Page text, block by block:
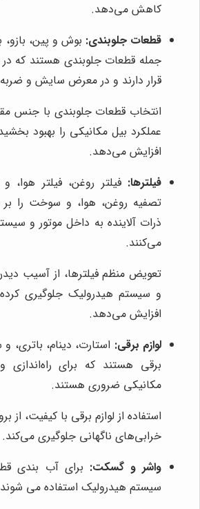
کاهش می‌دهد.
قطعات جلوبندی: بوش و پین، بازو،
جمله قطعات جلوبندی هستند که
قرار دارند و در معرض سایش و
انتخاب قطعات جلوبندی با جنس
عملکرد بیل مکانیکی را بهبود
افزایش می‌دهد.
فیلترها: فیلتر روغن، فیلتر
تصفیه روغن، هوا، و سوخت را بر
ذرات آلاینده به داخل موتور و
می‌کنند.
تعویض منظم فیلترها، از آسیب
و سیستم هیدرولیک جلوگیری
افزایش می‌دهد.
لوازم برقی: استارت، دینام، باتری،
برقی هستند که برای
مکانیکی ضروری هستند.
استفاده از لوازم برقی با کیفیت، از
خرابی‌های ناگهانی جلوگیری می‌کند.
واشر و گسکت: برای آب بندی
سیستم هیدرولیک استفاده می